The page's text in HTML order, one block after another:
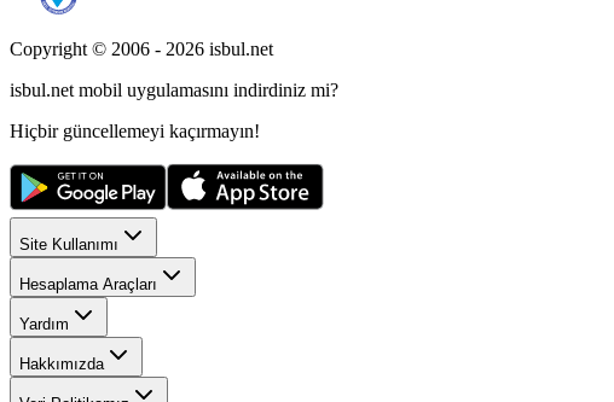
Copyright © 2006 - 2026 isbul.net
isbul.net mobil uygulamasını indirdiniz mi?
Hiçbir güncellemeyi kaçırmayın!
Site Kullanımı
Hesaplama Araçları
Yardım
Hakkımızda